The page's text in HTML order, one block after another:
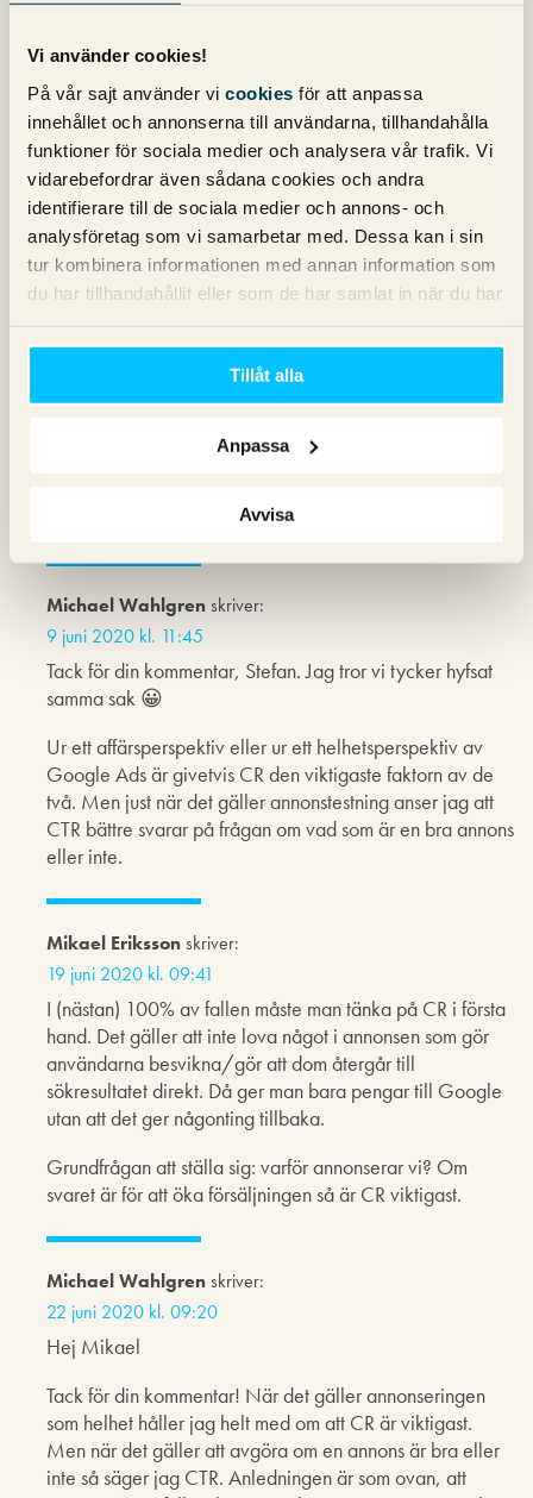
Vi använder cookies!
På vår sajt använder vi cookies för att anpassa
innehållet och annonserna till användarna, tillhandahålla
funktioner för sociala medier och analysera vår trafik. Vi
vidarebefordrar även sådana cookies och andra
identifierare till de sociala medier och annons- och
analysföretag som vi samarbetar med. Dessa kan i sin
tur kombinera informationen med annan information som
du har tillhandahållit eller som de har samlat in när du har
Tillåt alla
Anpassa
Avvisa
9 juni 2020 kl. 09:55
Förstår att det är svårt, eller rättare sagt omöjligt, att välja.
Båda är enligt min mening nämligen precis lika viktiga ur
ett affärsperspektiv och man måste därför fokusera på
båda lika mycket.
Som jag ser det så är det dessutom så att utformandet av
annonsen är det som framförallt skapar en bra CTR, men
det har mindre betydelse för CR. Såvida inte annonsen är
helt irrelevant för det du säljer såklart, men då har du helt
andra problem.
CR är däremot ett absolut måste för att det skall vara värt
att jobba med Google Ads. Men, det syftet, dvs att
konvertera besökarna till köpare uppnås främst med hjälp
av ett bra erbjudande och en bra landningssida.
relevans mindre påverkan.
Michael Wahlgrenskriver:
9 juni 2020 kl. 11:45
Tack för din kommentar, Stefan. Jag tror vi tycker hyfsat
samma sak 😀
Ur ett affärsperspektiv eller ur ett helhetsperspektiv av
Google Ads är givetvis CR den viktigaste faktorn av de
två. Men just när det gäller annonstestning anser jag att
CTR bättre svarar på frågan om vad som är en bra annons
eller inte.
Mikael Erikssonskriver:
19 juni 2020 kl. 09:41
I (nästan) 100% av fallen måste man tänka på CR i första
hand. Det gäller att inte lova något i annonsen som gör
användarna besvikna/gör att dom återgår till
sökresultatet direkt. Då ger man bara pengar till Google
utan att det ger någonting tillbaka.
Grundfrågan att ställa sig: varför annonserar vi? Om
svaret är för att öka försäljningen så är CR viktigast.
Michael Wahlgrenskriver:
22 juni 2020 kl. 09:20
Hej Mikael
Tack för din kommentar! När det gäller annonseringen
som helhet håller jag helt med om att CR är viktigast.
Men när det gäller att avgöra om en annons är bra eller
inte så säger jag CTR. Anledningen är som ovan, att